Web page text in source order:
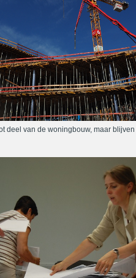
deel van de woningbouw, maar blijven